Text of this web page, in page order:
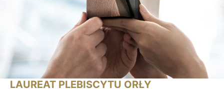
LAUREAT PLEBISCYTU ORŁY